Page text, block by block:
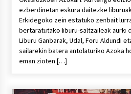
ezberdinetan eskura daitezke
Erkidegoko zein estatuko zenbait
bertaratutako liburu-saltzaileak aurki
Liburu Ganbarak, Udal, Foru Aldundi
sailarekin batera antolaturiko Azoka
eman zioten […]